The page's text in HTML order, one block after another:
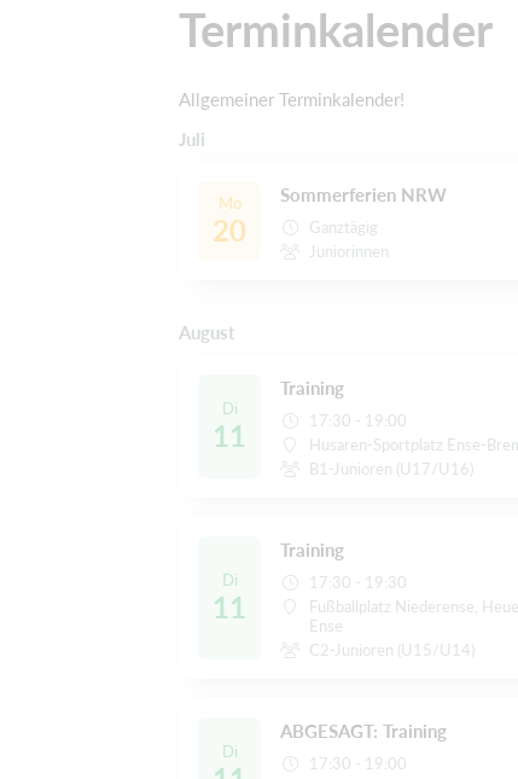
Terminkalender
Allgemeiner Terminkalender!
Juli
Mo
20
Sommerferien NRW
Ganztägig
Juniorinnen
August
Di
11
Training
17:30 - 19:00
Husaren-Sportplatz Ense-
B1-Junioren (U17/U16)
Di
11
Training
17:30 - 19:30
Fußballplatz Niederense,
Ense
C2-Junioren (U15/U14)
Di
ABGESAGT: Training
17:30 - 19:00